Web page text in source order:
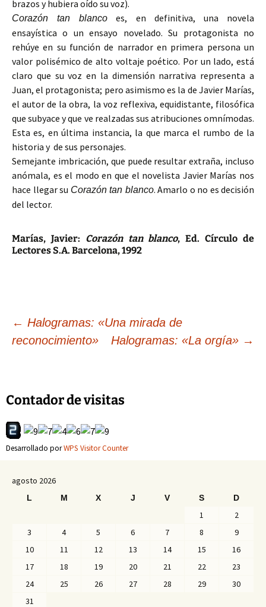
brazos y hubiera oído su voz).
Corazón tan blanco
es, en definitiva, una novela
ensayística o un ensayo novelado. Su protagonista no
rehúye en su función de narrador en primera persona un
valor polisémico de alto voltaje poético. Por un lado, está
claro que su voz en la dimensión narrativa representa a
Juan, el protagonista; pero asimismo es la de Javier Marías,
el autor de la obra, la voz reflexiva, equidistante, filosófica
que subyace y que ve realzadas sus atribuciones omnímodas.
Esta es, en última instancia, la que marca el rumbo de la
historia y de sus personajes.
Semejante imbricación, que puede resultar extraña, incluso
anómala, es el modo en que el novelista Javier Marías nos
hace llegar su Corazón tan blanco. Amarlo o no es decisión
del lector.
Marías, Javier: Corazón tan blanco, Ed. Círculo de
Lectores S.A. Barcelona, 1992
Navegación
entradas
← Halogramas: «Una mirada de
reconocimiento»
Halogramas: «La orgía» →
Contador de visitas
Desarrollado porWPS Visitor Counter
agosto 2026
L M X J V S D
1
2
3
4 5 6 7 8
9
10
11 12 13 14 15
16
17
18 19 20 21 22
23
24
25 26 27 28 29
30
31